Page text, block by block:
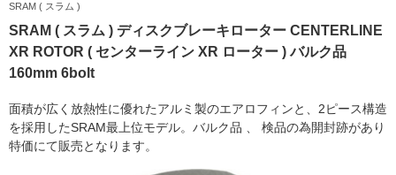
SRAM ( スラム )
SRAM ( スラム ) ディスクブレーキローター CENTERLINE
XR ROTOR ( センターライン XR ローター ) バルク品
160mm 6bolt
面積が広く放熱性に優れたアルミ製のエアロフィンと、2ピース構造
を採用したSRAM最上位モデル。バルク品 、 検品の為開封跡があり
特価にて販売となります。